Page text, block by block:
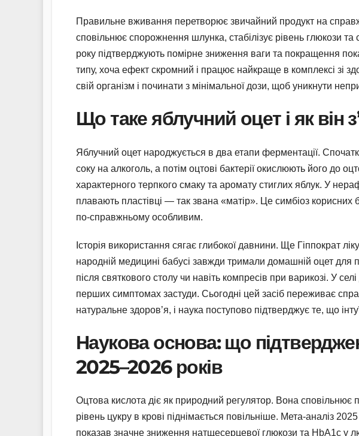
Правильне вживання перетворює звичайний продукт на
сповільнює спорожнення шлунка, стабілізує рівень глюкози
року підтверджують помірне зниження ваги та покращення
типу, хоча ефект скромний і працює найкраще в комплексі зі
свій організм і починати з мінімальної дози, щоб уникнути
Що таке яблучний оцет і як він
Яблучний оцет народжується в два етапи ферментації.
соку на алкоголь, а потім оцтові бактерії окислюють його до
характерного терпкого смаку та аромату стиглих яблук. У
плавають пластівці — так звана «матір». Це симбіоз корисних
по-справжньому особливим.
Історія використання сягає глибокої давнини. Ще Гіппократ
народній медицині бабусі завжди тримали домашній оцет для
після святкового столу чи навіть компресів при варикозі. У
перших симптомах застуди. Сьогодні цей засіб переживає
натуральне здоров’я, і наука поступово підтверджує те, що
Наукова основа: що
2025–2026 років
Оцтова кислота діє як природний регулятор. Вона сповільнює
рівень цукру в крові піднімається повільніше. Мета-аналіз
показав значне зниження натщесерцевої глюкози та HbA1c у